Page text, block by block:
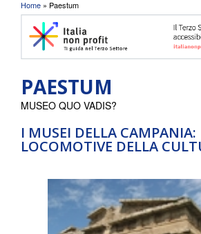
Tu sei qui
Home » Paestum
PAESTUM
I MUSEI DELLA CAMPANIA:
LOCOMOTIVE DELLA
MUSEO QUO VADIS?